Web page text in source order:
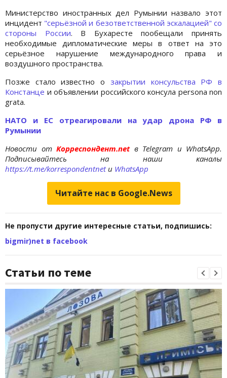
Министерство иностранных дел Румынии назвало этот
инцидент "серьёзной и безответственной эскалацией" со
стороны России. В Бухаресте пообещали принять
необходимые дипломатические меры в ответ на это
серьёзное нарушение международного права и
воздушного пространства.
Позже стало известно о закрытии консульства РФ в
Констанце и объявлении российского консула persona non
grata.
НАТО и ЕС отреагировали на удар дрона РФ в
Румынии
Новости отКорреспондент.net в Telegram и WhatsApp.
Подписывайтесь на наши каналы
https://t.me/korrespondentnetи WhatsApp
Читайте нас в Google.News
Не пропусти другие интересные статьи, подпишись:
bigmir)net в facebook
Статьи по теме